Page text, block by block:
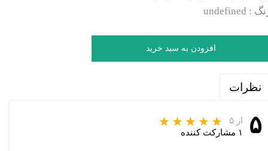
: undefined
افزودن به سبد خرید
نظرات
۵ از ۵
۱ مشارکت کننده